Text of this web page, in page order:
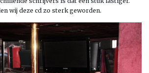
wij deze cd zo sterk geworden.